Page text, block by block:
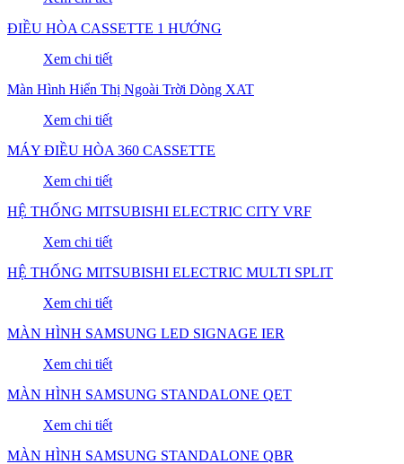
ĐIỀU HÒA CASSETTE 1 HƯỚNG
Xem chi tiết
Màn Hình Hiển Thị Ngoài Trời Dòng XAT
Xem chi tiết
MÁY ĐIỀU HÒA 360 CASSETTE
Xem chi tiết
HỆ THỐNG MITSUBISHI ELECTRIC CITY VRF
Xem chi tiết
HỆ THỐNG MITSUBISHI ELECTRIC MULTI SPLIT
Xem chi tiết
MÀN HÌNH SAMSUNG LED SIGNAGE IER
Xem chi tiết
MÀN HÌNH SAMSUNG STANDALONE QET
Xem chi tiết
MÀN HÌNH SAMSUNG STANDALONE QBR